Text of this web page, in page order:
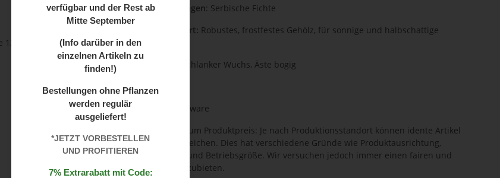
verfügbar und der Rest ab
Mitte September
(Info darüber in den
einzelnen Artikeln zu
finden!)
Bestellungen ohne Pflanzen
werden regulär
ausgeliefert!
*JETZT VORBESTELLEN
UND PROFITIEREN
7% Extrarabatt mit Code:
Weitere Bezeichnungen: Serbische Fichte
Einsatz und Standort: Robustes, frostfestes Gehölz, für sonnige und halbschattige
Lagen
Wuchs:
schmaler, schlanker Wuchs, Äste bogig
Nadeln:dunkelgrün
Kultivierung
: Ballenware
Wichtiger Hinweis zum Produktpreis: Je nach Produktionsstandort können idente Artikel
preislich etwas abweichen. Dies hat verschiedene Gründe wie Produktausrichtung,
Produktionsmenge und Betriebsgröße. Wir versuchen jedoch immer einen fairen und
attraktiven Preis anzubieten.